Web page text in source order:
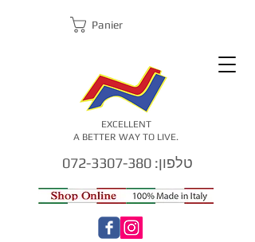
טלפון: 072-3307-380
Panier
EXCELLENT
A BETTER WAY TO LIVE.